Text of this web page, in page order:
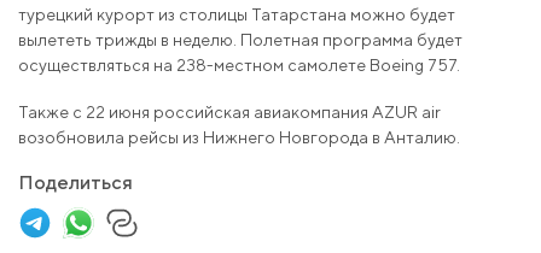
турецкий курорт из столицы Татарстана можно будет
вылететь трижды в неделю. Полетная программа будет
осуществляться на 238-местном самолете Boeing 757.
Также с 22 июня российская авиакомпания AZUR air
возобновила рейсы из Нижнего Новгорода в Анталию.
Поделиться